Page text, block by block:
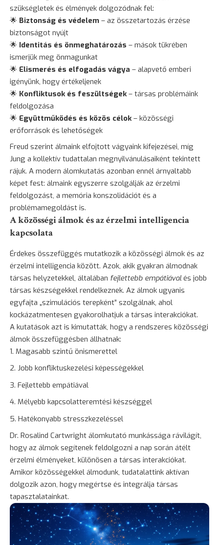
szükségletek és élmények dolgozódnak fel:
🌟 Biztonság és védelem – az összetartozás érzése
biztonságot nyújt
🌟 Identitás és önmeghatározás – mások tükrében
ismerjük meg önmagunkat
🌟 Elismerés és elfogadás vágya – alapvető emberi
igényünk, hogy értékeljenek
🌟 Konfliktusok és feszültségek– társas problémáink
feldolgozása
🌟 Együttműködés és közös célok– közösségi
erőforrások és lehetőségek
Freud szerint álmaink elfojtott vágyaink kifejezései, míg
Jung a kollektív tudattalan megnyilvánulásaiként tekintett
rájuk. A modern álomkutatás azonban ennél árnyaltabb
képet fest: álmaink egyszerre szolgálják az érzelmi
feldolgozást, a memória konszolidációt és a
problémamegoldást is.
A közösségi álmok és az érzelmi intelligencia
kapcsolata
Érdekes összefüggés mutatkozik a közösségi álmok és az
érzelmi intelligencia között. Azok, akik gyakran álmodnak
társas helyzetekkel, általában fejlettebb empátiávalés jobb
társas készségekkel rendelkeznek. Az álmok ugyanis
egyfajta „szimulációs terepként” szolgálnak, ahol
kockázatmentesen gyakorolhatjuk a társas interakciókat.
A kutatások azt is kimutatták, hogy a rendszeres közösségi
álmok összefüggésben állhatnak:
Magasabb szintű önismerettel
Jobb konfliktuskezelési képességekkel
Fejlettebb empátiával
Mélyebb kapcsolatteremtési készséggel
Hatékonyabb stresszkezeléssel
Dr. Rosalind Cartwright álomkutató munkássága rávilágít,
hogy az álmok segítenek feldolgozni a nap során átélt
érzelmi élményeket, különösen a társas interakciókat.
Amikor közösségekkel álmodunk, tudatalattink aktívan
dolgozik azon, hogy megértse és integrálja társas
tapasztalatainkat.